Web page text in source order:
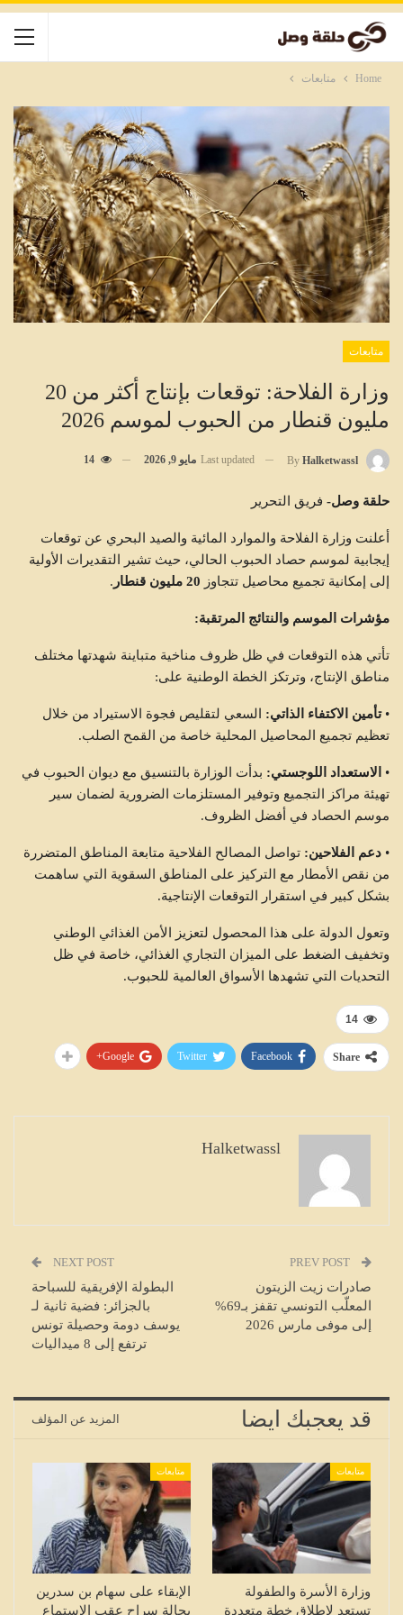
Home متابعات
متابعات
وزارة الفلاحة: توقعات بإنتاج أكثر من 20
مليون قنطار من الحبوب لموسم 2026
By Halketwassl
Last updated مايو 9, 2026 14
حلقة وصل- فريق التحرير
أعلنت وزارة الفلاحة والموارد المائية والصيد البحري عن توقعات
إيجابية لموسم حصاد الحبوب الحالي، حيث تشير التقديرات الأولية
إلى إمكانية تجميع محاصيل تتجاوز 20 مليون قنطار .
مؤشرات الموسم والنتائج المرتقبة:
تأتي هذه التوقعات في ظل ظروف مناخية متباينة شهدتها مختلف
مناطق الإنتاج، وترتكز الخطة الوطنية على:
•تأمين الاكتفاء الذاتي: السعي لتقليص فجوة الاستيراد من خلال
تعظيم تجميع المحاصيل المحلية خاصة من القمح الصلب.
• الاستعداد اللوجستي: بدأت الوزارة بالتنسيق مع ديوان الحبوب في
تهيئة مراكز التجميع وتوفير المستلزمات الضرورية لضمان سير
موسم الحصاد في أفضل الظروف.
• دعم الفلاحين: تواصل المصالح الفلاحية متابعة المناطق المتضررة
من نقص الأمطار مع التركيز على المناطق السقوية التي ساهمت
بشكل كبير في استقرار التوقعات الإنتاجية.
وتعول الدولة على هذا المحصول لتعزيز الأمن الغذائي الوطني
وتخفيف الضغط على الميزان التجاري الغذائي، خاصة في ظل
التحديات التي تشهدها الأسواق العالمية للحبوب.
14
Share
Facebook
Twitter
Google+
Halketwassl
صادرات زيت الزيتون
المعلّب التونسي تقفز بـ69%
إلى موفى مارس 2026
NEXT POST
البطولة الإفريقية للسباحة
بالجزائر: فضية ثانية لـ
يوسف دومة وحصيلة تونس
ترتفع إلى 8 ميداليات
قد يعجبك ايضا المزيد عن المؤلف
متابعات
وزارة الأسرة والطفولة
تستعد لإطلاق خطة متعددة
متابعات
الإبقاء على سهام بن سدرين
بحالة سراح عقب الاستماع